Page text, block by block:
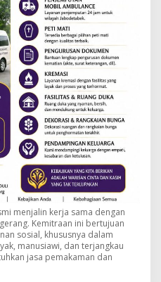
menjalin kerja sama dengan
Kemitraan ini bertujuan
sosial, khususnya dalam
manusiawi, dan terjangkau
jasa pemakaman dan